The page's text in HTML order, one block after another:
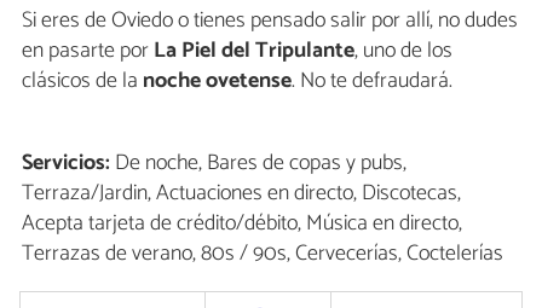
Si eres de Oviedo o tienes pensado salir por allí, no dudes
en pasarte porLa Piel del Tripulante, uno de los
clásicos de la noche ovetense. No te defraudará.
Servicios:De noche, Bares de copas y pubs,
Terraza/Jardin, Actuaciones en directo, Discotecas,
Acepta tarjeta de crédito/débito, Música en directo,
Terrazas de verano, 80s / 90s, Cervecerías, Coctelerías